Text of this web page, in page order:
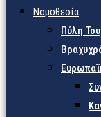
Νομοθεσία
Πύλη